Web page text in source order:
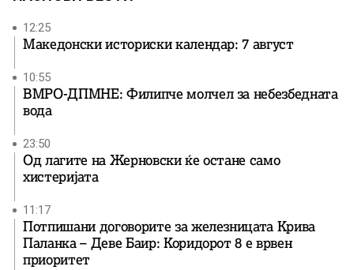
12:25
Македонски историски календар: 7 август
10:55
ВМРО-ДПМНЕ: Филипче молчел за небезбедната
вода
23:50
Од лагите на Жерновски ќе остане само
хистеријата
11:17
Потпишани договорите за железницата Крива
Паланка – Деве Баир: Коридорот 8 е врвен
приоритет